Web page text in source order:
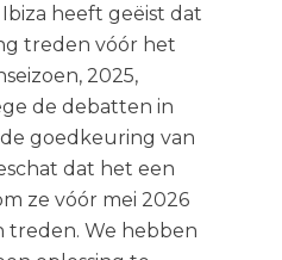
heeft geëist dat
treden vóór het
2025,
de debatten in
goedkeuring van
dat het een
ze vóór mei 2026
treden. We hebben